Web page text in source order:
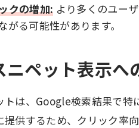
クの増加: より多くのユー
がる可能性があります。
ニペット表示へ
トは、Google検索結果で特
提供するため、クリック率